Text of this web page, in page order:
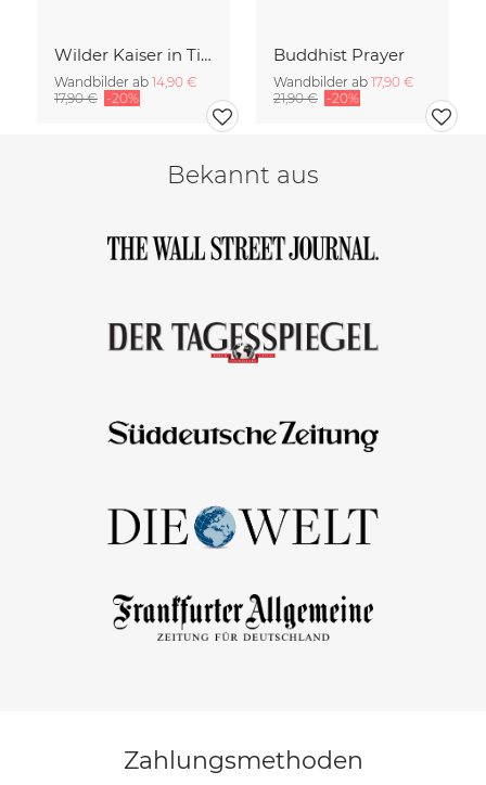
Wilder Kaiser in Tirol
Wandbilder ab 14,90 €
17,90 € -20%
Buddhist Prayer
Wandbilder ab 17,90 €
21,90 € -20%
Bekannt aus
Zahlungsmethoden